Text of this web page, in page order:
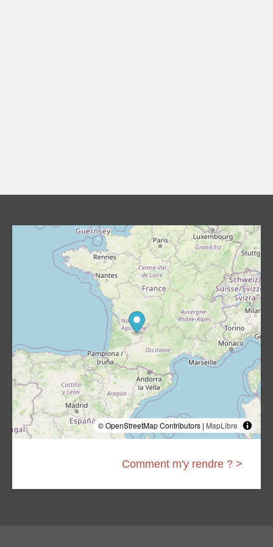
© OpenStreetMap Contributors | MapLibre
Comment m'y rendre ? >